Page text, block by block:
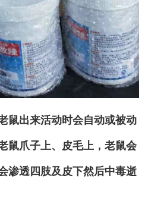
鼠出来活动时会自动或被动
鼠爪子上、皮毛上，老鼠会
渗透四肢及皮下然后中毒逝